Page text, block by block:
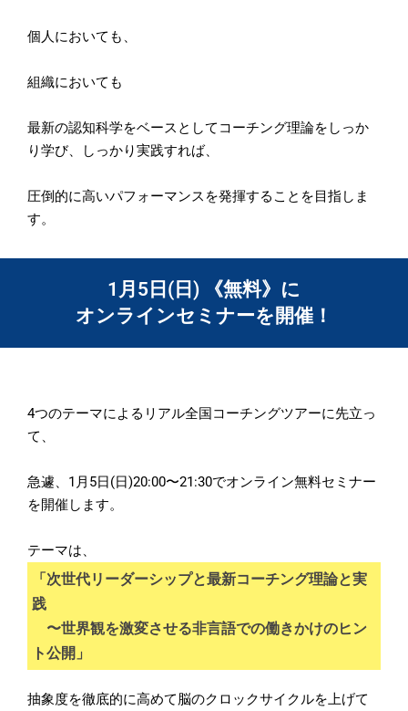
個人においても、
組織においても
最新の認知科学をベースとしてコーチング理論をしっか
り学び、しっかり実践すれば、
圧倒的に高いパフォーマンスを発揮することを目指しま
す。
1月5日(日) 《無料》に
オンラインセミナーを開催！
4つのテーマによるリアル全国コーチングツアーに先立っ
て、
急遽、1月5日(日)20:00〜21:30でオンライン無料セミナー
を開催します。
テーマは、
「次世代リーダーシップと最新コーチング理論と実
践
〜世界観を激変させる非言語での働きかけのヒン
ト公開」
抽象度を徹底的に高めて脳のクロックサイクルを上げて